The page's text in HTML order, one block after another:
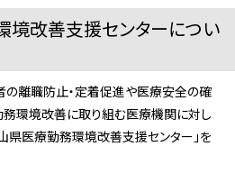
改善支援センターについ
の離職防止・定着促進や医療安全の確
環境改善に取り組む医療機関に対し
県医療勤務環境改善支援センター」を